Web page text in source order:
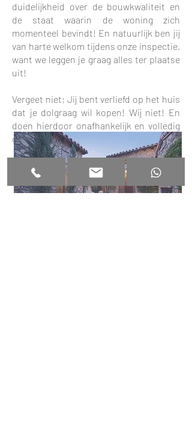
duidelijkheid over de bouwkwaliteit en
de staat waarin de woning zich
momenteel bevindt! En natuurlijk ben jij
van harte welkom tijdens onze inspectie,
want we leggen je graag alles ter plaatse
uit!
Vergeet niet; Jij bent verliefd op het huis
dat je dolgraag wil kopen! Wij niet! En
doen hierdoor onafhankelijk en volledig
objectief ons werk!